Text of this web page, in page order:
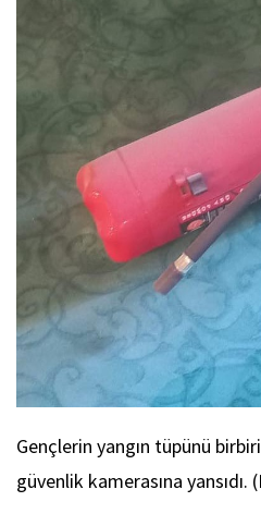
Gençlerin yangın tüpünü
güvenlik kamerasına yansıdı.